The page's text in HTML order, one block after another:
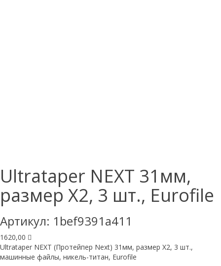
Ultrataper NEXT 31мм,
размер X2, 3 шт., Eurofile
Артикул: 1bef9391a411
1620,00
Ultrataper NEXT (Протейпер Next) 31мм, размер X2, 3 шт.,
машинные файлы, никель-титан, Eurofile